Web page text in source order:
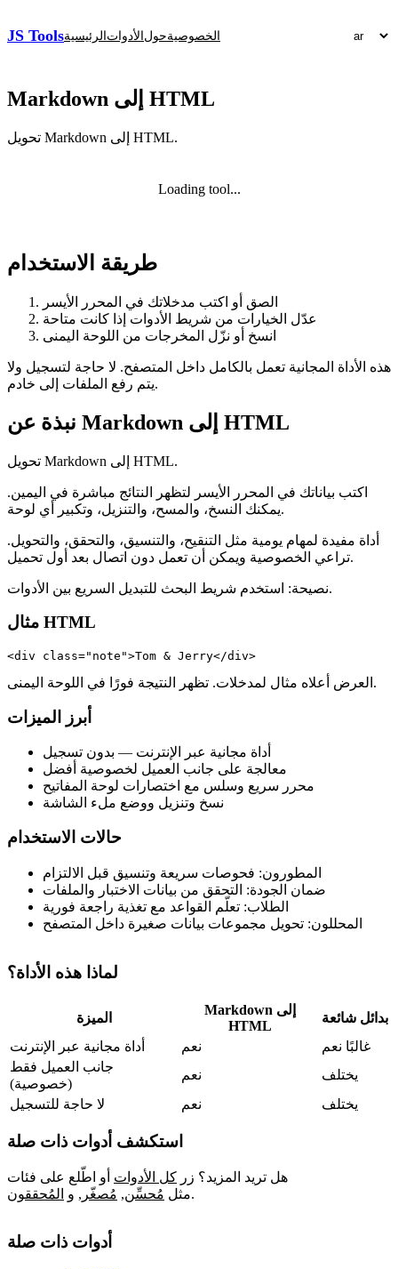
JS Toolsالرئيسية الأدوات حولالخصوصية
Markdown إلى HTML
تحويل Markdown إلى HTML.
Loading tool...
طريقة الاستخدام
الصق أو اكتب مدخلاتك في المحرر الأيسر
عدّل الخيارات من شريط الأدوات إذا كانت متاحة
انسخ أو نزّل المخرجات من اللوحة اليمنى
هذه الأداة المجانية تعمل بالكامل داخل المتصفح. لا حاجة لتسجيل ولا
يتم رفع الملفات إلى خادم.
نبذة عن Markdown إلى HTML
تحويل Markdown إلى HTML.
اكتب بياناتك في المحرر الأيسر لتظهر النتائج مباشرة في اليمين.
يمكنك النسخ، والمسح، والتنزيل، وتكبير أي لوحة.
أداة مفيدة لمهام يومية مثل التنقيح، والتنسيق، والتحقق، والتحويل.
تراعي الخصوصية ويمكن أن تعمل دون اتصال بعد أول تحميل.
نصيحة: استخدم شريط البحث للتبديل السريع بين الأدوات.
مثال HTML
<div class="note">Tom & Jerry</div>
العرض أعلاه مثال لمدخلات. تظهر النتيجة فورًا في اللوحة اليمنى.
أبرز الميزات
أداة مجانية عبر الإنترنت — بدون تسجيل
معالجة على جانب العميل لخصوصية أفضل
محرر سريع وسلس مع اختصارات لوحة المفاتيح
نسخ وتنزيل ووضع ملء الشاشة
حالات الاستخدام
المطورون: فحوصات سريعة وتنسيق قبل الالتزام
ضمان الجودة: التحقق من بيانات الاختبار والملفات
الطلاب: تعلّم القواعد مع تغذية راجعة فورية
المحللون: تحويل مجموعات بيانات صغيرة داخل المتصفح
لماذا هذه الأداة؟
الميزة
Markdown إلى
HTML
بدائل شائعة
أداة مجانية عبر الإنترنت
نعم
غالبًا نعم
جانب العميل فقط
(خصوصية)
نعم
يختلف
لا حاجة للتسجيل
نعم يختلف
استكشف أدوات ذات صلة
هل تريد المزيد؟ زر كل الأدوات أو اطّلع على فئات
مثل مُحسِّن, مُصغّر , و المُحققون .
أدوات ذات صلة